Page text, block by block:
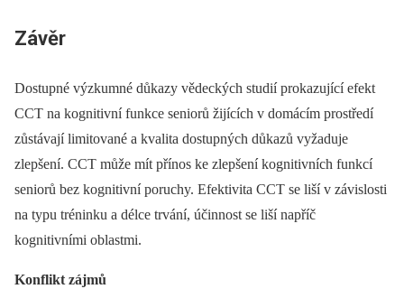
Závěr
Dostupné výzkumné důkazy vědeckých studií prokazující efekt
CCT na kognitivní funkce seniorů žijících v domácím prostředí
zůstávají limitované a kvalita dostupných důkazů vyžaduje
zlepšení. CCT může mít přínos ke zlepšení kognitivních funkcí
seniorů bez kognitivní poruchy. Efektivita CCT se liší v závislosti
na typu tréninku a délce trvání, účinnost se liší napříč
kognitivními oblastmi.
Konflikt zájmů